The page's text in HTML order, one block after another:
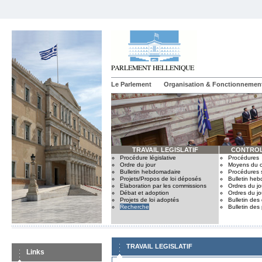
Le Parlement Organisation &
TRAVAIL LEGISLATIF
Procédure législative
Ordre du jour
Bulletin hebdomadaire
Projets/Propos de loi déposés
Elaboration par les commissions
Débat et adoption
Projets de loi adoptés
Recherche
Procédures
Moyens du
Procédures
Bulletin
Ordres du
Ordres du
Bulletin des
Bulletin des
Links
TRAVAIL LEGISLATIF